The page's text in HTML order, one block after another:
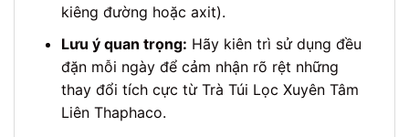
kiêng đường hoặc axit).
Lưu ý quan trọng: Hãy kiên trì sử dụng đều
đặn mỗi ngày để cảm nhận rõ rệt những
thay đổi tích cực từ Trà Túi Lọc Xuyên Tâm
Liên Thaphaco.